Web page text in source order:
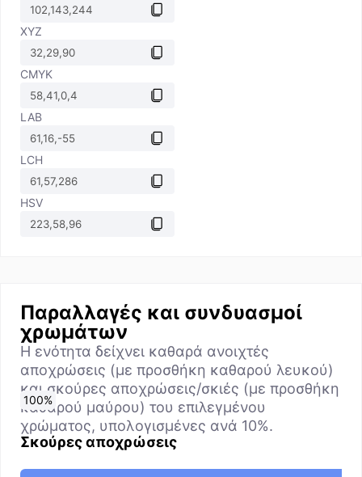
XYZ
CMYK
LAB
LCH
HSV
Παραλλαγές και συνδυασμοί
χρωμάτων
Η ενότητα δείχνει καθαρά ανοιχτές
αποχρώσεις (με προσθήκη καθαρού λευκού)
και σκούρες αποχρώσεις/σκιές (με προσθήκη
καθαρού μαύρου) του επιλεγμένου
χρώματος, υπολογισμένες ανά 10%.
Σκούρες αποχρώσεις
0%
10%
20%
30%
40%
50%
60%
70%
80%
90%
100%